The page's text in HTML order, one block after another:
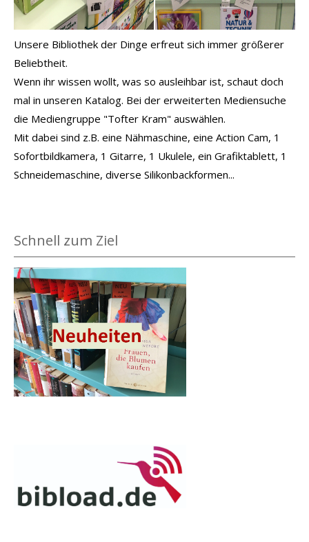
Unsere Bibliothek der Dinge erfreut sich immer größerer
Beliebtheit.
Wenn ihr wissen wollt, was so ausleihbar ist, schaut doch
mal in unseren Katalog. Bei der erweiterten Mediensuche
die Mediengruppe "Tofter Kram" auswählen.
Mit dabei sind z.B. eine Nähmaschine, eine Action Cam, 1
Sofortbildkamera, 1 Gitarre, 1 Ukulele, ein Grafiktablett, 1
Schneidemaschine, diverse Silikonbackformen...
Schnell zum Ziel